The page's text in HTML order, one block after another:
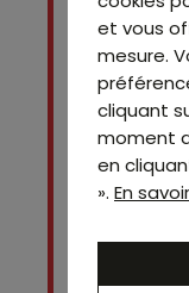
et vous
mesure.
cliquant
moment
en
». En